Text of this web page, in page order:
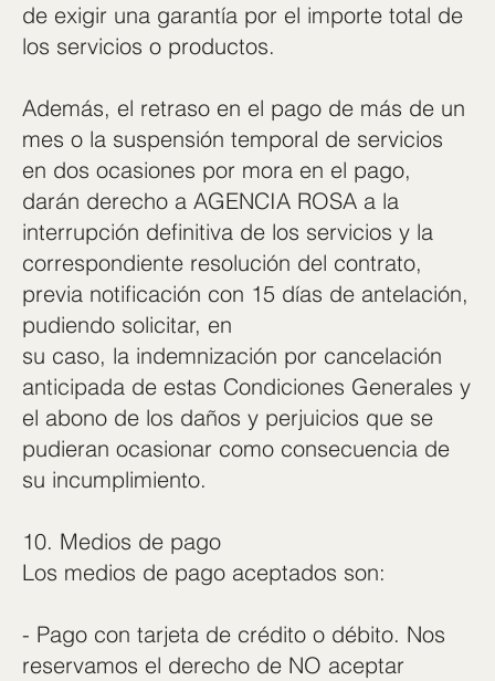
de exigir una garantía por el importe total de
los servicios o productos.
Además, el retraso en el pago de más de un
mes o la suspensión temporal de servicios
en dos ocasiones por mora en el pago,
darán derecho a AGENCIA ROSA a la
interrupción definitiva de los servicios y la
correspondiente resolución del contrato,
previa notificación con 15 días de antelación,
pudiendo solicitar, en
su caso, la indemnización por cancelación
anticipada de estas Condiciones Generales y
el abono de los daños y perjuicios que se
pudieran ocasionar como consecuencia de
su incumplimiento.
10. Medios de pago
Los medios de pago aceptados son:
- Pago con tarjeta de crédito o débito. Nos
reservamos el derecho de NO aceptar